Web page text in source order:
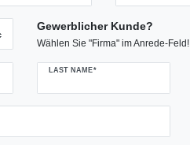
Gewerblicher Kunde?
Wählen Sie "Firma" im Anrede-Feld!
LAST NAME*